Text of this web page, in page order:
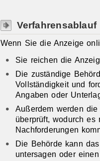
Verfahrensablauf
Wenn Sie die Anzeige
Sie reichen die
Die zuständige
Vollständigkeit und
Angaben oder
Außerdem werden
überprüft, wodurch
Nachforderungen
Die Behörde kann
untersagen oder